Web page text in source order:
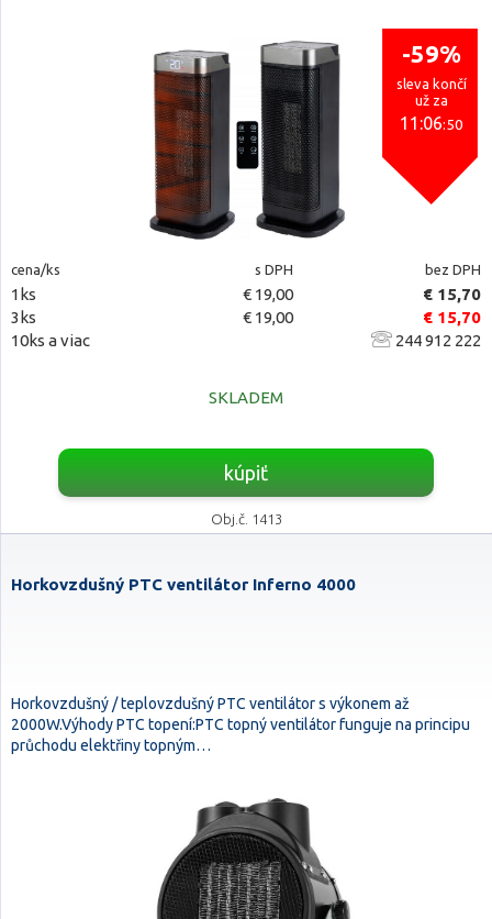
-59%
sleva končí
už za
11:06:50
cena/ks s DPH bez DPH
1ks € 19,00
€ 15,70
3ks
€ 19,00
€ 15,70
10ks a viac
244 912 222
SKLADEM
kúpiť
Obj.č. 1413
Horkovzdušný PTC ventilátor Inferno 4000
Horkovzdušný / teplovzdušný PTC ventilátor s výkonem až
2000W.Výhody PTC topení:PTC topný ventilátor funguje na principu
průchodu elektřiny topným…